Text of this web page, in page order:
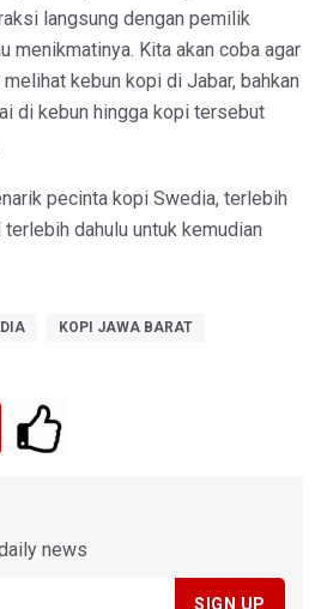
langsung dengan pemilik
menikmatinya. Kita akan coba agar
kebun kopi di Jabar, bahkan
di kebun hingga kopi tersebut
pecinta kopi Swedia, terlebih
dahulu untuk kemudian
KOPI JAWA BARAT
news